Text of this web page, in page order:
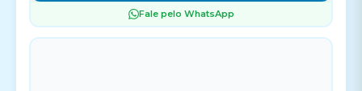
Fale pelo WhatsApp